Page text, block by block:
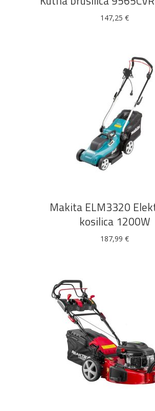
147,25 €
DODAJ U KOŠARICU
Makita ELM3320
kosilica 1200W
187,99 €
DODAJ U KOŠARICU